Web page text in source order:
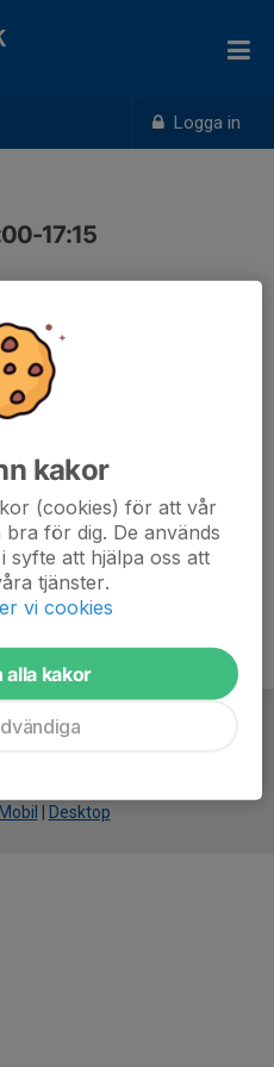
Logga in
17:15
Mobil Desktop
kakor
(cookies) för att vår
för dig. De används
syfte att hjälpa oss att
tjänster.
vi cookies
alla kakor